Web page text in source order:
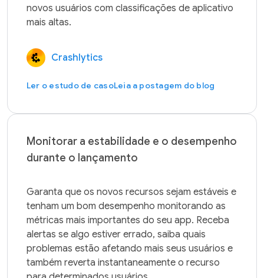
novos usuários com classificações de aplicativo
Crashlytics
Ler o estudo de casoLeia a postagem do blog
Monitorar a estabilidade e o desempenho
durante o lançamento
Garanta que os novos recursos sejam estáveis e
tenham um bom desempenho monitorando as
métricas mais importantes do seu app. Receba
alertas se algo estiver errado, saiba quais
problemas estão afetando mais seus usuários e
também reverta instantaneamente o recurso